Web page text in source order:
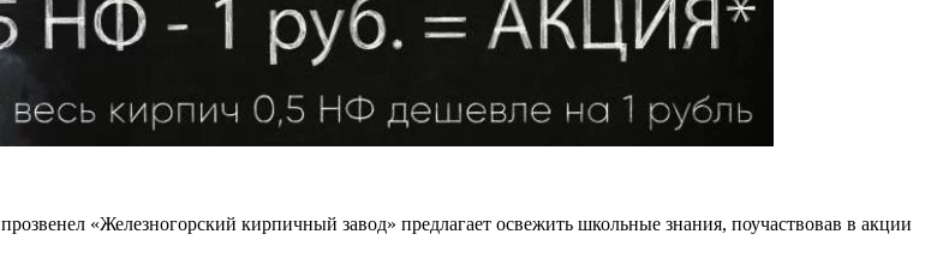
«Железногорский кирпичный завод» предлагает освежить школьные знания, поучаствовав в акции